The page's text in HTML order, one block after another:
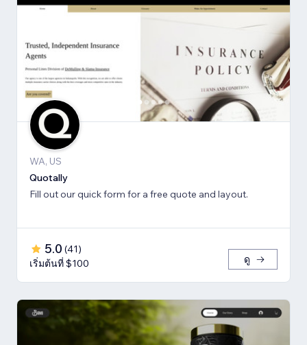
WA, US
Quotally
Fill out our quick form for a free quote and layout.
5.0 (41)
เริ่มต้นที่ $100
ดู